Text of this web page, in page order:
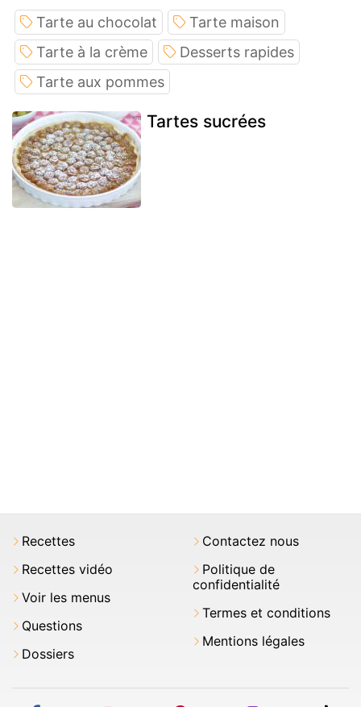
Tarte au chocolat
Tarte maison
Tarte à la crème
Desserts rapides
Tarte aux pommes
Tartes sucrées
Recettes
Recettes vidéo
Voir les menus
Questions
Dossiers
Contactez nous
Politique de
confidentialité
Termes et conditions
Mentions légales